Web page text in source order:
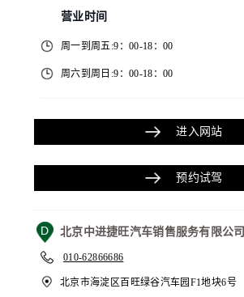
营业时间
周一到周五:9：00-18：00
周六到周日:9：00-18：00
进入网站
预约试驾
D 北京中进捷旺汽车销售服务有限公司
010-62866686
北京市海淀区百旺绿谷汽车园F1地块6号